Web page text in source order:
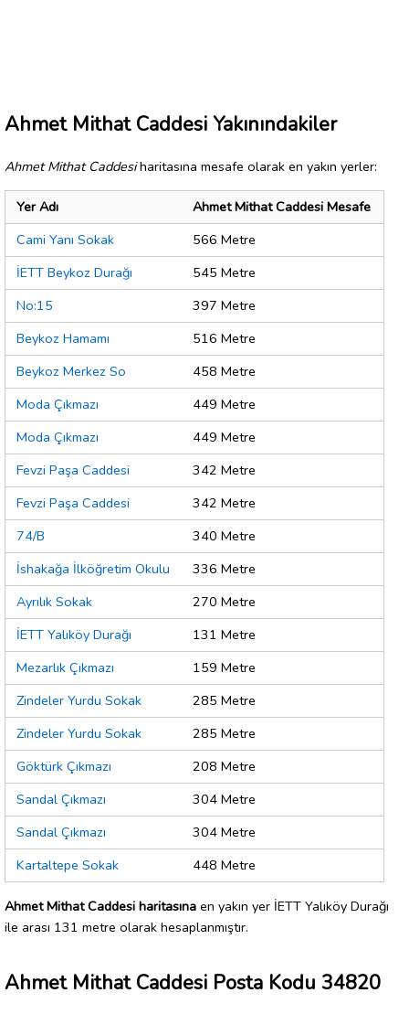
Ahmet Mithat Caddesi Yakınındakiler
Ahmet Mithat Caddesiharitasına mesafe olarak en yakın yerler:
Yer Adı
Ahmet Mithat Caddesi Mesafe
Cami Yanı Sokak
566 Metre
İETT Beykoz Durağı
545 Metre
No:15
397 Metre
Beykoz Hamamı
516 Metre
Beykoz Merkez So
458 Metre
Moda Çıkmazı
449 Metre
Moda Çıkmazı
449 Metre
Fevzi Paşa Caddesi
342 Metre
Fevzi Paşa Caddesi
342 Metre
74/B
340 Metre
İshakağa İlköğretim Okulu
336 Metre
Ayrılık Sokak
270 Metre
İETT Yalıköy Durağı
131 Metre
Mezarlık Çıkmazı
159 Metre
Zindeler Yurdu Sokak
285 Metre
Zindeler Yurdu Sokak
285 Metre
Göktürk Çıkmazı
208 Metre
Sandal Çıkmazı
304 Metre
Sandal Çıkmazı
304 Metre
Kartaltepe Sokak
448 Metre
Ahmet Mithat Caddesi haritasına en yakın yer İETT Yalıköy Durağı
ile arası 131 metre olarak hesaplanmıştır.
Ahmet Mithat Caddesi Posta Kodu 34820